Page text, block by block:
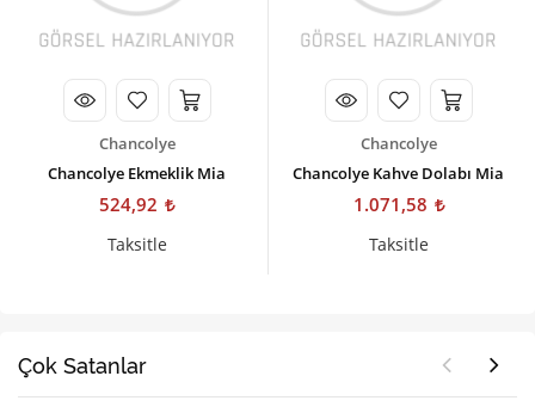
Chancolye
Chancolye Ekmeklik Mia
524,92
Taksitle
Chancolye
Chancolye Kahve Dolabı Mia
1.071,58
Taksitle
Çok Satanlar